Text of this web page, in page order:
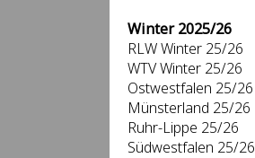
Winter 2025/26
RLW Winter 25/26
WTV Winter 25/26
Ostwestfalen 25/26
Münsterland 25/26
Ruhr-Lippe 25/26
Südwestfalen 25/26